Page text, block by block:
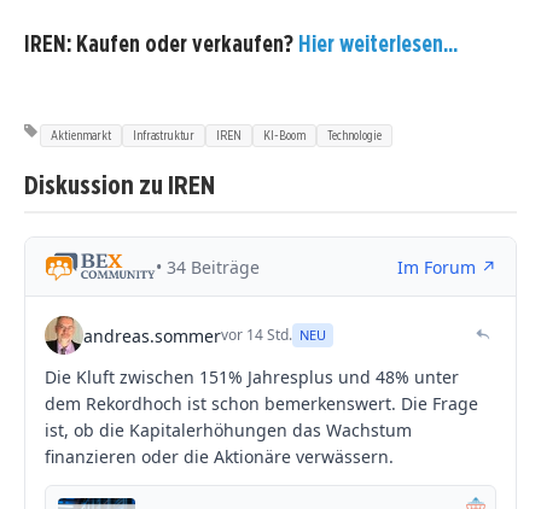
IREN: Kaufen oder verkaufen? Hier weiterlesen...
Aktienmarkt Infrastruktur IREN KI-Boom Technologie
Diskussion zu IREN